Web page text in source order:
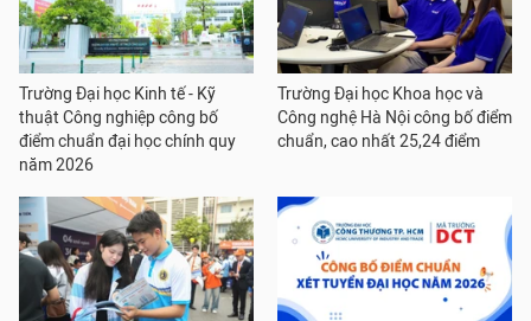
Trường Đại học Kinh tế - Kỹ
thuật Công nghiệp công bố
điểm chuẩn đại học chính quy
năm 2026
Trường Đại học Khoa học và
Công nghệ Hà Nội công bố điểm
chuẩn, cao nhất 25,24 điểm